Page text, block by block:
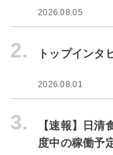
2026.08.05
2. トップインタ
2026.08.01
3.
【速報】日
度中の稼働予